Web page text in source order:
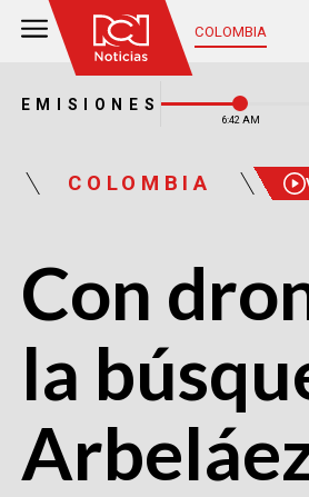
COLOMBIA
EMISIONES
6:42 AM
COLOMBIA
Con
la